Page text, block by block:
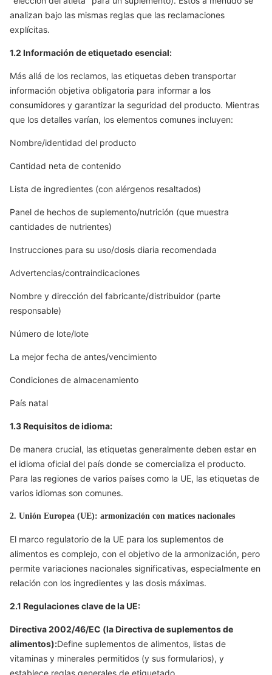
analizan bajo las mismas reglas que las reclamaciones
explícitas.
1.2 Información de etiquetado esencial:
Más allá de los reclamos, las etiquetas deben transportar
información objetiva obligatoria para informar a los
consumidores y garantizar la seguridad del producto. Mientras
que los detalles varían, los elementos comunes incluyen:
Nombre/identidad del producto
Cantidad neta de contenido
Lista de ingredientes (con alérgenos resaltados)
Panel de hechos de suplemento/nutrición (que muestra
cantidades de nutrientes)
Instrucciones para su uso/dosis diaria recomendada
Advertencias/contraindicaciones
Nombre y dirección del fabricante/distribuidor (parte
responsable)
Número de lote/lote
La mejor fecha de antes/vencimiento
Condiciones de almacenamiento
País natal
1.3 Requisitos de idioma:
De manera crucial, las etiquetas generalmente deben estar en
el idioma oficial del país donde se comercializa el producto.
Para las regiones de varios países como la UE, las etiquetas de
varios idiomas son comunes.
2. Unión Europea (UE): armonización con matices nacionales
El marco regulatorio de la UE para los suplementos de
alimentos es complejo, con el objetivo de la armonización, pero
permite variaciones nacionales significativas, especialmente en
relación con los ingredientes y las dosis máximas.
2.1 Regulaciones clave de la UE:
Directiva 2002/46/EC (la Directiva de suplementos de
alimentos):Define suplementos de alimentos, listas de
vitaminas y minerales permitidos (y sus formularios), y
establece reglas generales de etiquetado.